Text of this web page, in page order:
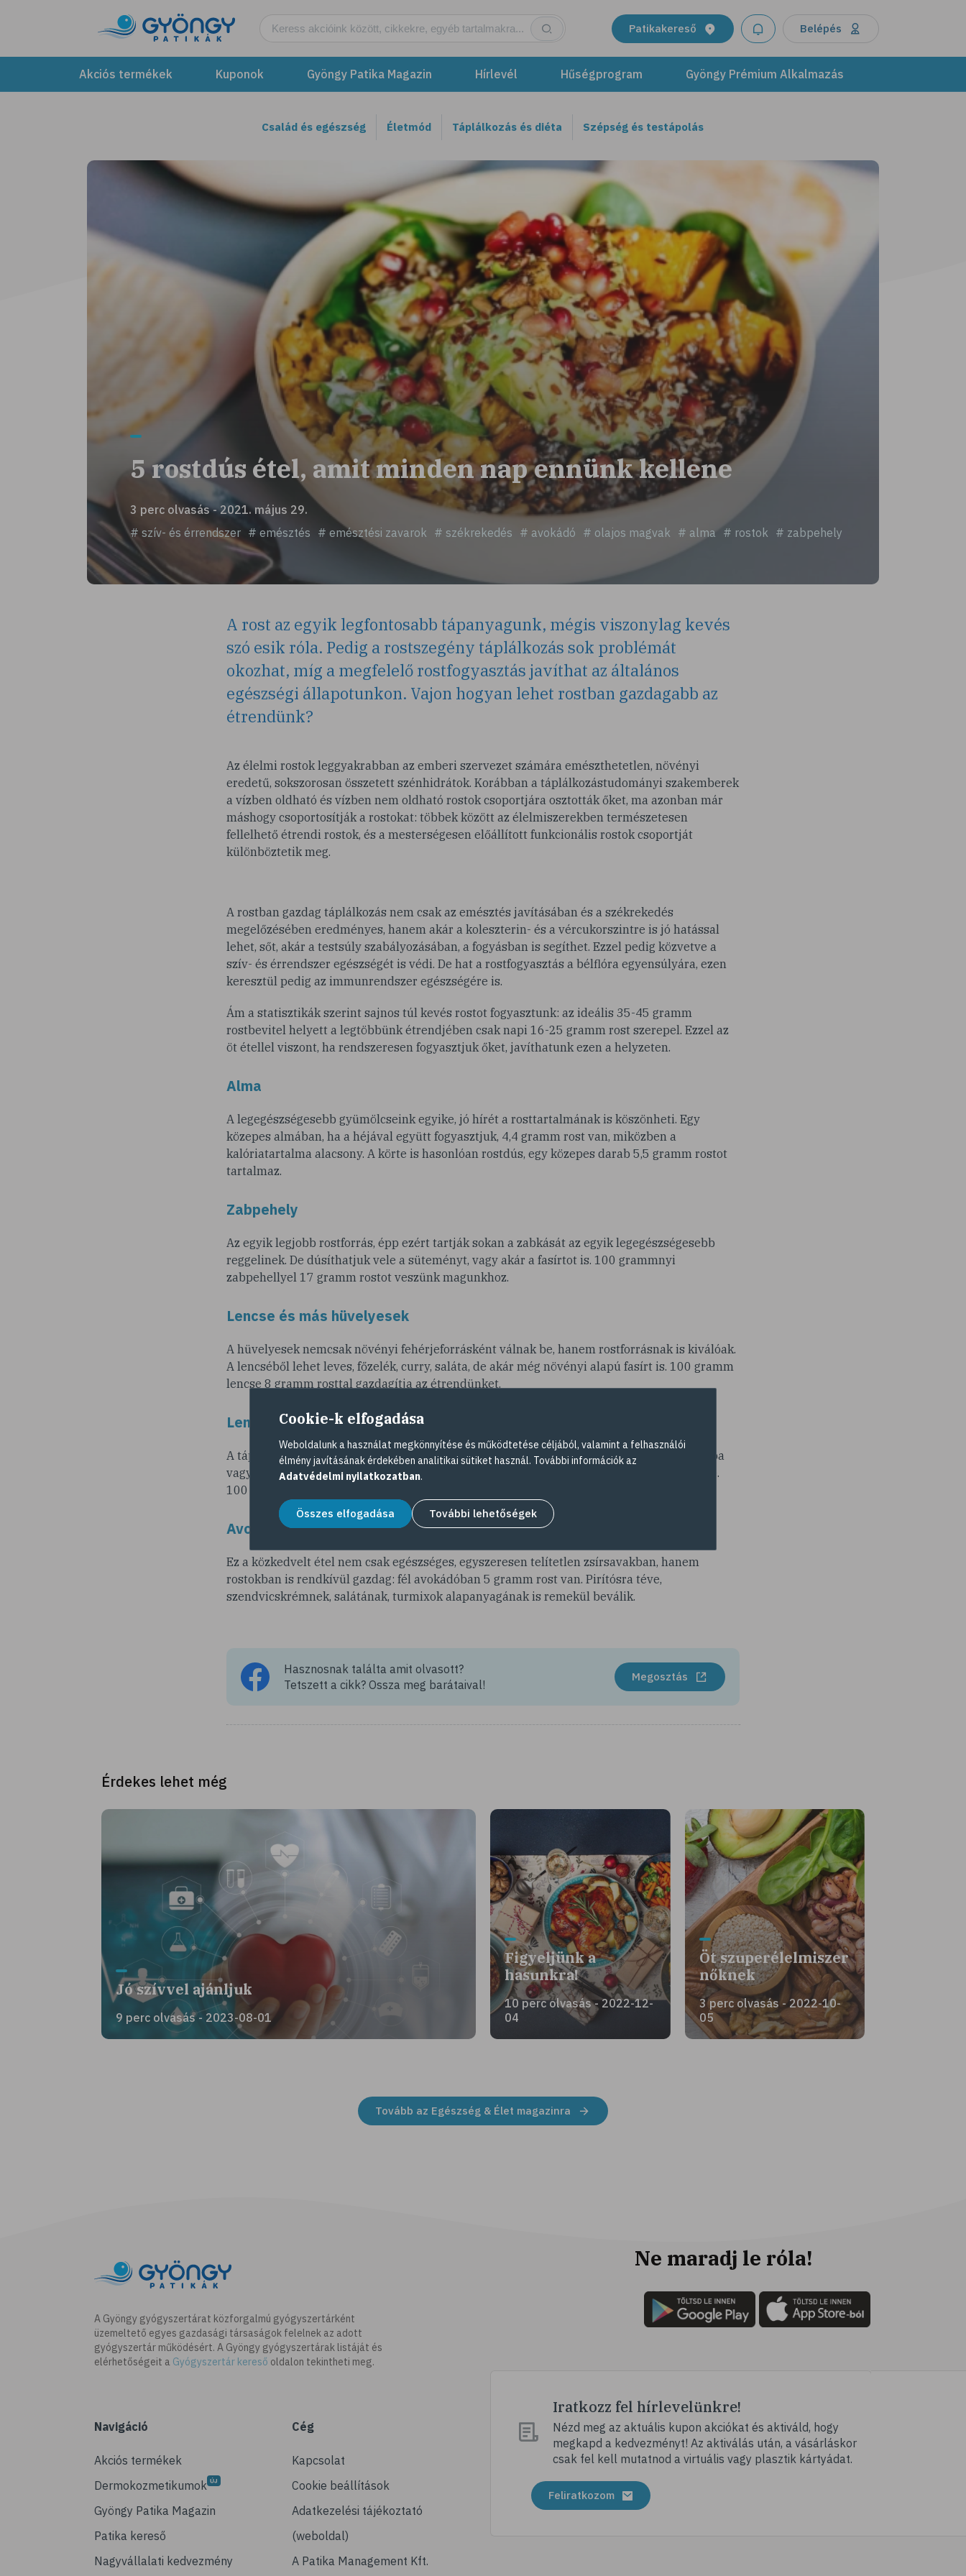
Patikakereső Belépés
Akciós termékek Kuponok Gyöngy Patika Magazin Hírlevél Hűségprogram Gyöngy Prémium Alkalmazás
Család és egészség Életmód Táplálkozás és diéta Szépség és testápolás
5 rostdús étel, amit minden nap ennünk kellene
3 perc olvasás - 2021. május 29.
# szív- és érrendszer # emésztés # emésztési zavarok # székrekedés # avokádó # olajos magvak # alma # rostok # zabpehely
A rost az egyik legfontosabb tápanyagunk, mégis viszonylag kevés
szó esik róla. Pedig a rostszegény táplálkozás sok problémát
okozhat, míg a megfelelő rostfogyasztás javíthat az általános
egészségi állapotunkon. Vajon hogyan lehet rostban gazdagabb az
étrendünk?
Az élelmi rostok leggyakrabban az emberi szervezet számára emészthetetlen, növényi
eredetű, sokszorosan összetett szénhidrátok. Korábban a táplálkozástudományi szakemberek
a vízben oldható és vízben nem oldható rostok csoportjára osztották őket, ma azonban már
máshogy csoportosítják a rostokat: többek között az élelmiszerekben természetesen
fellelhető étrendi rostok, és a mesterségesen előállított funkcionális rostok csoportját
különböztetik meg.
A rostban gazdag táplálkozás nem csak az emésztés javításában és a székrekedés
megelőzésében eredményes, hanem akár a koleszterin- és a vércukorszintre is jó hatással
lehet, sőt, akár a testsúly szabályozásában, a fogyásban is segíthet. Ezzel pedig közvetve a
szív- és érrendszer egészségét is védi. De hat a rostfogyasztás a bélflóra egyensúlyára, ezen
keresztül pedig az immunrendszer egészségére is.
Ám a statisztikák szerint sajnos túl kevés rostot fogyasztunk: az ideális 35-45 gramm
rostbevitel helyett a legtöbbünk étrendjében csak napi 16-25 gramm rost szerepel. Ezzel az
öt étellel viszont, ha rendszeresen fogyasztjuk őket, javíthatunk ezen a helyzeten.
Alma
A legegészségesebb gyümölcseink egyike, jó hírét a rosttartalmának is köszönheti. Egy
közepes almában, ha a héjával együtt fogyasztjuk, 4,4 gramm rost van, miközben a
kalóriatartalma alacsony. A körte is hasonlóan rostdús, egy közepes darab 5,5 gramm rostot
tartalmaz.
Zabpehely
Az egyik legjobb rostforrás, épp ezért tartják sokan a zabkását az egyik legegészségesebb
reggelinek. De dúsíthatjuk vele a süteményt, vagy akár a fasírtot is. 100 grammnyi
zabpehellyel 17 gramm rostot veszünk magunkhoz.
Lencse és más hüvelyesek
A hüvelyesek nemcsak növényi fehérjeforrásként válnak be, hanem rostforrásnak is kiválóak.
A lencséből lehet leves, főzelék, curry, saláta, de akár még növényi alapú fasírt is. 100 gramm
lencse 8 gramm rosttal gazdagítja az étrendünket.
Lenmag
A tápanyagokban rendkívül gazdag apró magokat beletehetjük a reggeli müzlibe, turmixba
vagy zabkásába, de akár a salátára is rászórhatjuk. Kenyeret, süteményt is süthetünk vele.
100 gramm lenmagban 27 gramm rost rejtőzik.
Avokádó
Ez a közkedvelt étel nem csak egészséges, egyszeresen telítetlen zsírsavakban, hanem
rostokban is rendkívül gazdag: fél avokádóban 5 gramm rost van. Pirítósra téve,
szendvicskrémnek, salátának, turmixok alapanyagának is remekül beválik.
Hasznosnak találta amit olvasott?
Tetszett a cikk? Ossza meg barátaival!
Megosztás
Érdekes lehet még
Jó szívvel ajánljuk
9 perc olvasás - 2023-08-01
Figyeljünk a
hasunkra!
10 perc olvasás - 2022-12-
04
Öt szuperélelmiszer
nőknek
3 perc olvasás - 2022-10-
05
Tovább az Egészség & Élet magazinra
A Gyöngy gyógyszertárat közforgalmú gyógyszertárként
üzemeltető egyes gazdasági társaságok felelnek az adott
gyógyszertár működésért. A Gyöngy gyógyszertárak listáját és
elérhetőségeit a Gyógyszertár kereső oldalon tekintheti meg.
Navigáció
Akciós termékek
Dermokozmetikumok
Gyöngy Patika Magazin
Patika kereső
Nagyvállalati kedvezmény
Cég
Kapcsolat
Cookie beállítások
Adatkezelési tájékoztató
(weboldal)
A Patika Management Kft.
Ne maradj le róla!
Iratkozz fel hírlevelünkre!
Nézd meg az aktuális kupon akciókat és aktiváld, hogy
megkapd a kedvezményt! Az aktiválás után, a vásárláskor
csak fel kell mutatnod a virtuális vagy plasztik kártyádat.
Feliratkozom
Cookie-k elfogadása
Weboldalunk a használat megkönnyítése és működtetése céljából, valamint a felhasználói
élmény javításának érdekében analitikai sütiket használ. További információk az
Adatvédelmi nyilatkozatban.
Összes elfogadása További lehetőségek